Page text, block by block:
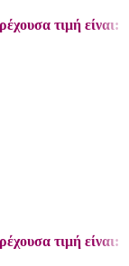
τιμή είναι:
τιμή είναι: